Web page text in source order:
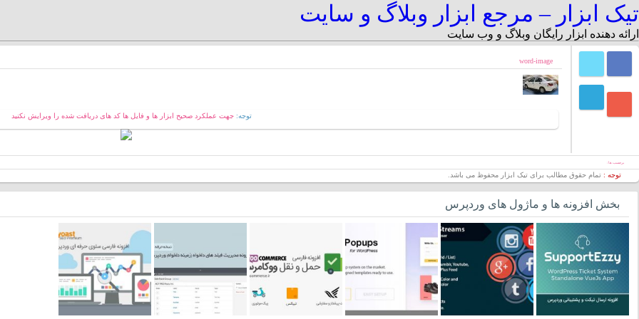
تیک ابزار – مرجع ابزار وبلاگ و سایت
ارائه دهنده ابزار رایگان وبلاگ و وب سایت
word-image
توجه: جهت عملکرد صحیح ابزار ها و فایل ها کد های دریافت شده را ویرایش نکنید
برچسب ها :
توجه : تمام حقوق مطالب برای تیک ابزار محفوظ می باشد.
بخش افزونه ها و ماژول های وردپرس